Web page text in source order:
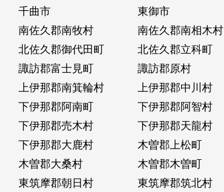
千曲市 東御市
南佐久郡南牧村 南佐久郡南相木村
北佐久郡御代田町 北佐久郡立科町
諏訪郡富士見町 諏訪郡原村
上伊那郡南箕輪村 上伊那郡中川村
下伊那郡阿南町 下伊那郡阿智村
下伊那郡売木村 下伊那郡天龍村
下伊那郡大鹿村 木曽郡上松町
木曽郡大桑村 木曽郡木曽町
東筑摩郡朝日村 東筑摩郡筑北村